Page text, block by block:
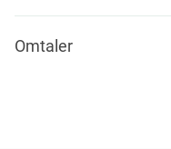
Omtaler